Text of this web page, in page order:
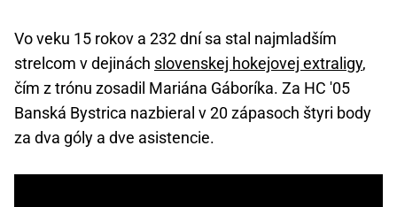
Vo veku 15 rokov a 232 dní sa stal najmladším
strelcom v dejinách slovenskej hokejovej extraligy,
čím z trónu zosadil Mariána Gáboríka. Za HC '05
Banská Bystrica nazbieral v 20 zápasoch štyri body
za dva góly a dve asistencie.